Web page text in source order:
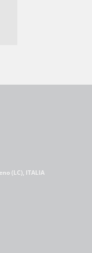
(LC), ITALIA